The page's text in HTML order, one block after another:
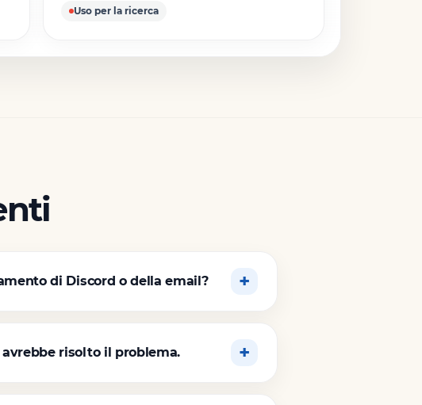
Uso per la ricerca
di Discord o della email?
avrebbe risolto il problema.